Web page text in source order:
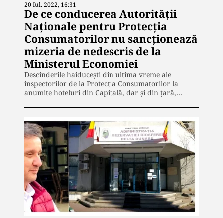
20 Iul. 2022, 16:31
De ce conducerea Autorității
Naționale pentru Protecția
Consumatorilor nu sancționează
mizeria de nedescris de la
Ministerul Economiei
Descinderile haiducești din ultima vreme ale
inspectorilor de la Protecția Consumatorilor la
anumite hoteluri din Capitală, dar și din țară,…